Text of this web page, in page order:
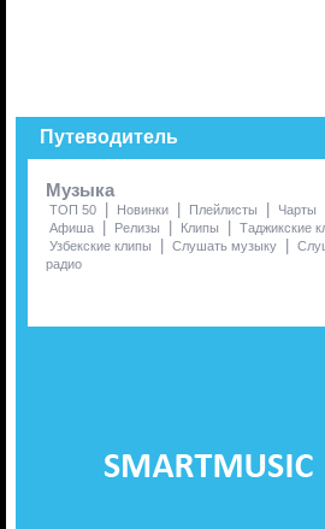
Путеводитель
Музыка
ТОП 50 | Новинки | Плейлисты | Чарты
Афиша | Релизы | Клипы | Таджикские
Узбекские клипы | Слушать музыку |
радио